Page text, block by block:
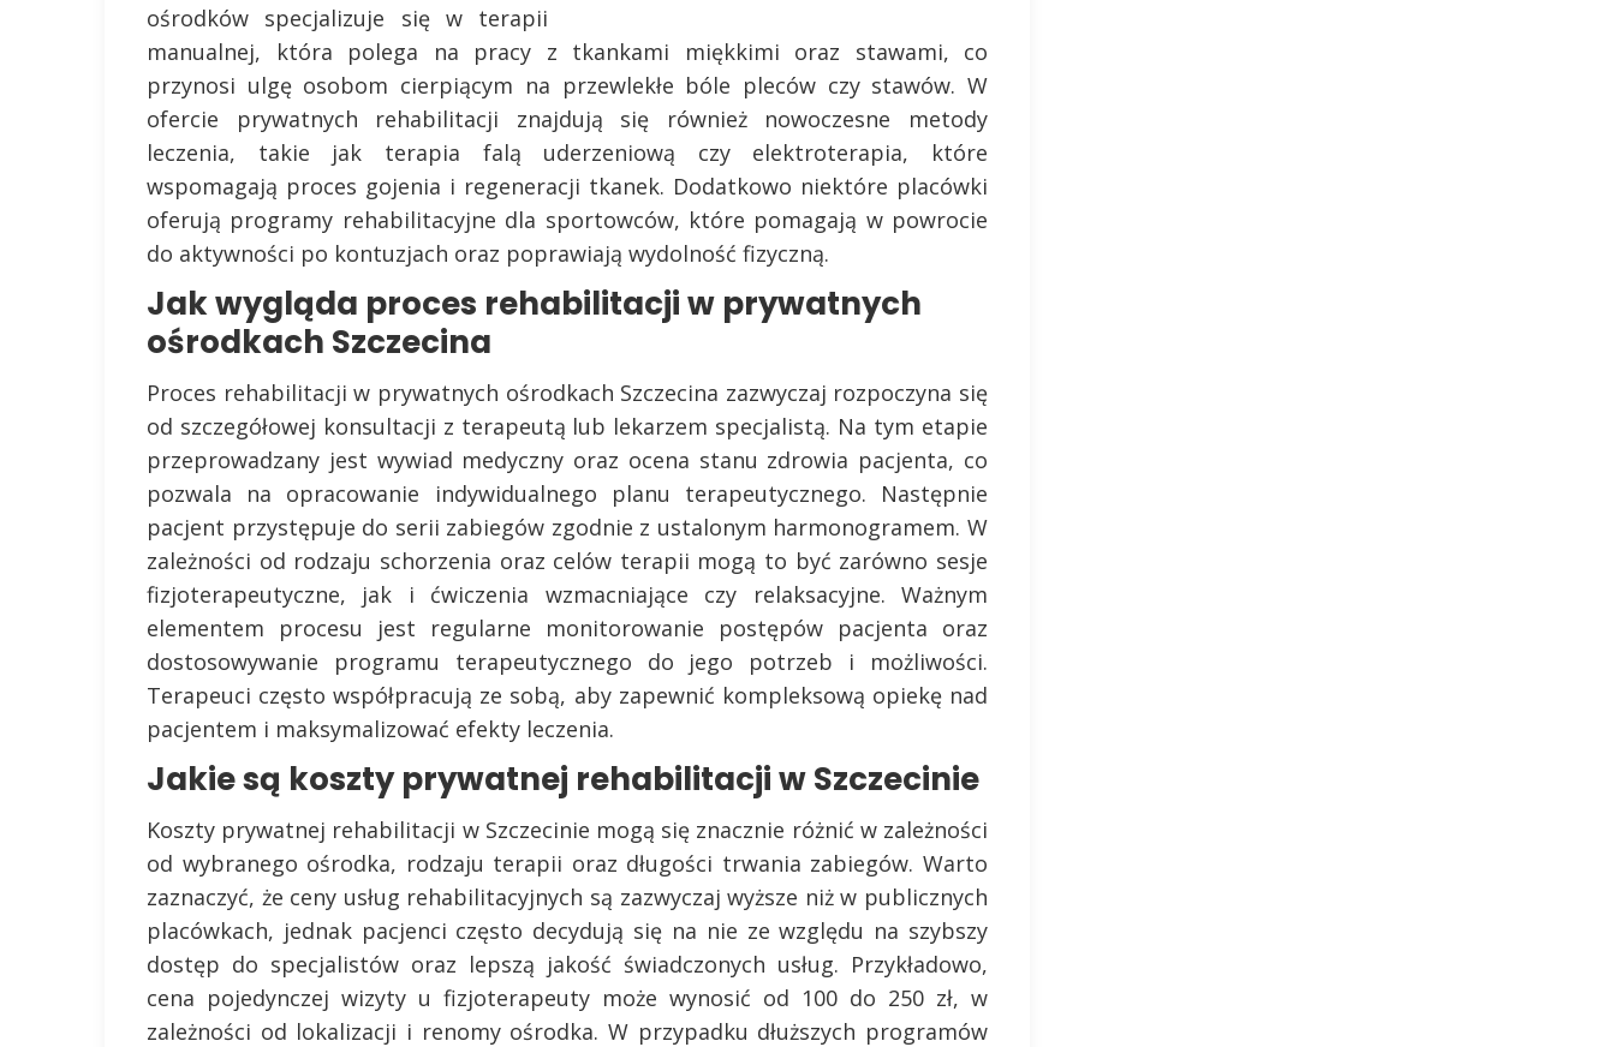
ośrodków specjalizuje się w terapii
manualnej, która polega na pracy z tkankami miękkimi oraz stawami, co
przynosi ulgę osobom cierpiącym na przewlekłe bóle pleców czy stawów. W
ofercie prywatnych rehabilitacji znajdują się również nowoczesne metody
leczenia, takie jak terapia falą uderzeniową czy elektroterapia, które
wspomagają proces gojenia i regeneracji tkanek. Dodatkowo niektóre placówki
oferują programy rehabilitacyjne dla sportowców, które pomagają w powrocie
do aktywności po kontuzjach oraz poprawiają wydolność fizyczną.
Jak wygląda proces rehabilitacji w prywatnych
ośrodkach Szczecina
Proces rehabilitacji w prywatnych ośrodkach Szczecina zazwyczaj rozpoczyna się
od szczegółowej konsultacji z terapeutą lub lekarzem specjalistą. Na tym etapie
przeprowadzany jest wywiad medyczny oraz ocena stanu zdrowia pacjenta, co
pozwala na opracowanie indywidualnego planu terapeutycznego. Następnie
pacjent przystępuje do serii zabiegów zgodnie z ustalonym harmonogramem. W
zależności od rodzaju schorzenia oraz celów terapii mogą to być zarówno sesje
fizjoterapeutyczne, jak i ćwiczenia wzmacniające czy relaksacyjne. Ważnym
elementem procesu jest regularne monitorowanie postępów pacjenta oraz
dostosowywanie programu terapeutycznego do jego potrzeb i możliwości.
Terapeuci często współpracują ze sobą, aby zapewnić kompleksową opiekę nad
pacjentem i maksymalizować efekty leczenia.
Jakie są koszty prywatnej rehabilitacji w Szczecinie
Koszty prywatnej rehabilitacji w Szczecinie mogą się znacznie różnić w zależności
od wybranego ośrodka, rodzaju terapii oraz długości trwania zabiegów. Warto
zaznaczyć, że ceny usług rehabilitacyjnych są zazwyczaj wyższe niż w publicznych
placówkach, jednak pacjenci często decydują się na nie ze względu na szybszy
dostęp do specjalistów oraz lepszą jakość świadczonych usług. Przykładowo,
cena pojedynczej wizyty u fizjoterapeuty może wynosić od 100 do 250 zł, w
zależności od lokalizacji i renomy ośrodka. W przypadku dłuższych programów